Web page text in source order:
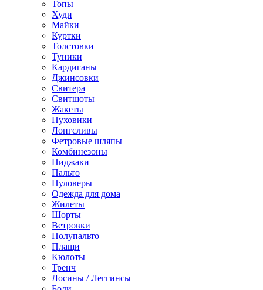
Топы
Худи
Майки
Куртки
Толстовки
Туники
Кардиганы
Джинсовки
Свитера
Свитшоты
Жакеты
Пуховики
Лонгсливы
Фетровые шляпы
Комбинезоны
Пиджаки
Пальто
Пуловеры
Одежда для дома
Жилеты
Шорты
Ветровки
Полупальто
Плащи
Кюлоты
Тренч
Лосины / Леггинсы